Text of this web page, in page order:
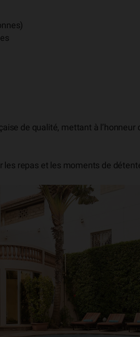
de qualité, mettant à l’honneur
les repas et les moments de